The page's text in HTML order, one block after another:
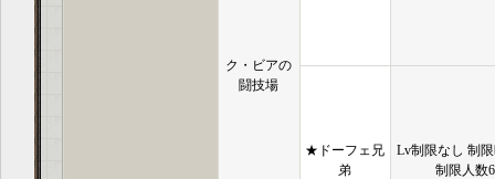
ク・ビアの
闘技場
★ドーフェ兄
弟
Lv制限なし 制
制限人数